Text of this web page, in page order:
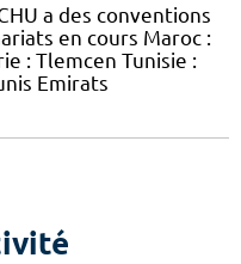
a des conventions
en cours Maroc :
: Tlemcen Tunisie :
Emirats